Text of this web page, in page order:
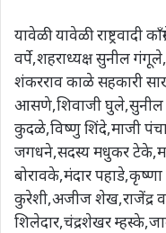
यावेळी यावेळी राष्ट्रवादी
वर्पे,शहराध्यक्ष सुनील
शंकरराव काळे सहकारी
आसणे,शिवाजी घुले,सुनील
कुदळे,विष्णु शिंदे,माजी
जगधने,सदस्य मधुकर
बोरावके,मंदार
कुरेशी,अजीज शेख,राजेंद्र
शिलेदार,चंद्रशेखर